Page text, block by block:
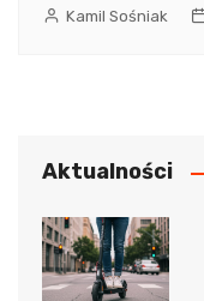
Kamil Sośniak
Aktualności